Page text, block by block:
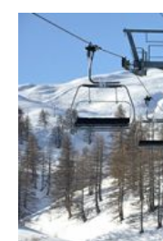
d’une
situation
nouvellement
dégrad...
Sports
le
Conseil
d’Etat
ne
suspend
pas